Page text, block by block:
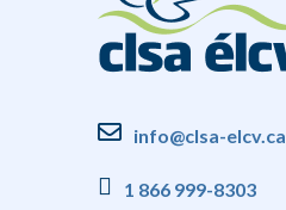
info@clsa-elcv.ca
1 866 999-8303